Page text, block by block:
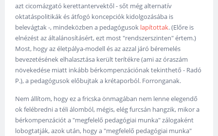
azt cicomázgató kerettantervektől - sőt még alternatív
oktatáspolitikák és átfogó koncepciók kidolgozásába is
belevágtak -, mindeközben a pedagógusok lapítottak. (Előre is
elnézést az általánosításért, ezt most "rendszerszinten" értem.)
Most, hogy az életpálya-modell és az azzal járó béremelés
bevezetésének elhalasztása került terítékre (ami az óraszám
növekedése miatt inkább bérkompenzációnak tekinthető - Radó
P.), a pedagógusok előbujtak a krétaporból. Forronganak.
Nem állítom, hogy ez a fricska önmagában nem lenne elegendő
ok felébredni a téli álomból, mégis, elég furcsán hangzik, mikor a
bérkompenzációt a "megfelelő pedagógiai munka" zálogaként
lobogtatják, azok után, hogy a "megfelelő pedagógiai munka"